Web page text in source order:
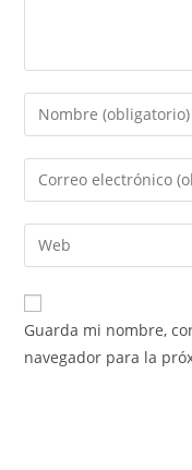
Introduce
tu
nombre
de
usuario
para
comentar
Introduce
tu
dirección
de
electrónico
para
comentar
Introduce
la
URL
de
Guarda mi nombre,
navegador para la